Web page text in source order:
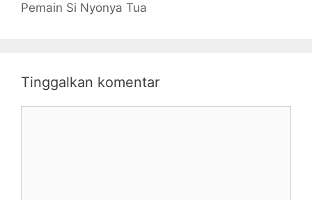
Pemain Si Nyonya Tua
Tinggalkan komentar